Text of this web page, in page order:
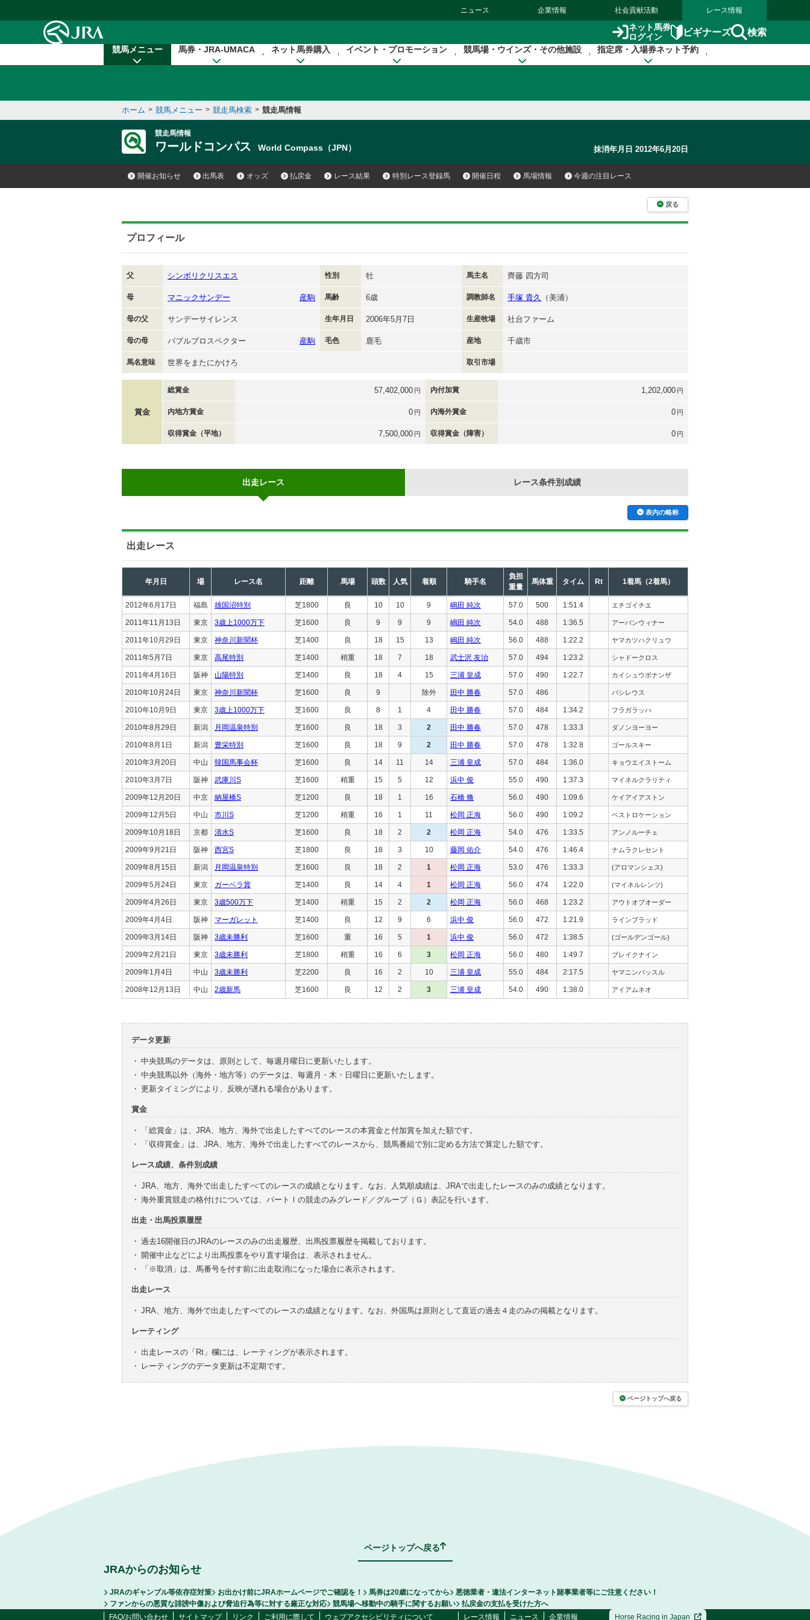
ニュース 企業情報 社会貢献活動 レース情報
ネット馬券
ログイン
ビギナーズ 検索
競馬メニュー 馬券・JRA-UMACA ネット馬券購入 イベント・プロモーション 競馬場・ウインズ・その他施設 指定席・入場券ネット予約
ホーム > 競馬メニュー > 競走馬検索 > 競走馬情報
競走馬情報
ワールドコンパス World Compass（JPN） 抹消年月日 2012年6月20日
開催お知らせ 出馬表 オッズ 払戻金 レース結果 特別レース登録馬 開催日程 馬場情報 今週の注目レース
戻る
プロフィール
父 シンボリクリスエス 性別 牡 馬主名 齊藤 四方司
母 マニックサンデー 産駒 馬齢 6歳 調教師名 手塚 貴久 （美浦）
母の父 サンデーサイレンス 生年月日 2006年5月7日 生産牧場 社台ファーム
母の母 バブルプロスペクター 産駒 毛色 鹿毛 産地 千歳市
馬名意味 世界をまたにかけろ 取引市場
賞金
総賞金 57,402,000 円 内付加賞 1,202,000 円
内地方賞金 0 円 内海外賞金 0 円
収得賞金（平地） 7,500,000 円 収得賞金（障害） 0 円
出走レース レース条件別成績
表内の略称
出走レース
年月日 場 レース名 距離 馬場 頭数 人気 着順 騎手名
負担
重量
馬体重 タイム Rt 1着馬（2着馬）
2012年6月17日 福島 雄国沼特別 芝1800 良 10 10 9 嶋田 純次 57.0 500 1:51.4 エチゴイチエ
2011年11月13日 東京 3歳上1000万下 芝1600 良 9 9 9 嶋田 純次 54.0 488 1:36.5 アーバンウィナー
2011年10月29日 東京 神奈川新聞杯 芝1400 良 18 15 13 嶋田 純次 56.0 488 1:22.2 ヤマカツハクリュウ
2011年5月7日 東京 高尾特別 芝1400 稍重 18 7 18 武士沢 友治 57.0 494 1:23.2 シャドークロス
2011年4月16日 阪神 山陽特別 芝1400 良 18 4 15 三浦 皇成 57.0 490 1:22.7 カイシュウボナンザ
2010年10月24日 東京 神奈川新聞杯 芝1600 良 9 除外 田中 勝春 57.0 486 バシレウス
2010年10月9日 東京 3歳上1000万下 芝1600 良 8 1 4 田中 勝春 57.0 484 1:34.2 フラガラッハ
2010年8月29日 新潟 月岡温泉特別 芝1600 良 18 3 2 田中 勝春 57.0 478 1:33.3 ダノンヨーヨー
2010年8月1日 新潟 豊栄特別 芝1600 良 18 9 2 田中 勝春 57.0 478 1:32.8 ゴールスキー
2010年3月20日 中山 韓国馬事会杯 芝1600 良 14 11 14 三浦 皇成 57.0 484 1:36.0 キョウエイストーム
2010年3月7日 阪神 武庫川S 芝1600 稍重 15 5 12 浜中 俊 55.0 490 1:37.3 マイネルクラリティ
2009年12月20日 中京 納屋橋S 芝1200 良 18 1 16 石橋 脩 56.0 490 1:09.6 ケイアイアストン
2009年12月5日 中山 市川S 芝1200 稍重 16 1 11 松岡 正海 56.0 490 1:09.2 ベストロケーション
2009年10月18日 京都 清水S 芝1600 良 18 2 2 松岡 正海 54.0 476 1:33.5 アンノルーチェ
2009年9月21日 阪神 西宮S 芝1800 良 18 3 10 藤岡 佑介 54.0 476 1:46.4 ナムラクレセント
2009年8月15日 新潟 月岡温泉特別 芝1600 良 18 2 1 松岡 正海 53.0 476 1:33.3 (アロマンシェス)
2009年5月24日 東京 ガーベラ賞 芝1400 良 14 4 1 松岡 正海 56.0 474 1:22.0 (マイネルレンツ)
2009年4月26日 東京 3歳500万下 芝1400 稍重 15 2 2 松岡 正海 56.0 468 1:23.2 アウトオブオーダー
2009年4月4日 阪神 マーガレット 芝1400 良 12 9 6 浜中 俊 56.0 472 1:21.9 ラインブラッド
2009年3月14日 阪神 3歳未勝利 芝1600 重 16 5 1 浜中 俊 56.0 472 1:38.5 (ゴールデンゴール)
2009年2月21日 東京 3歳未勝利 芝1800 稍重 16 6 3 松岡 正海 56.0 480 1:49.7 ブレイクナイン
2009年1月4日 中山 3歳未勝利 芝2200 良 16 2 10 三浦 皇成 55.0 484 2:17.5 ヤマニンバッスル
2008年12月13日 中山 2歳新馬 芝1600 良 12 2 3 三浦 皇成 54.0 490 1:38.0 アイアムネオ
データ更新
・ 中央競馬のデータは、原則として、毎週月曜日に更新いたします。
・ 中央競馬以外（海外・地方等）のデータは、毎週月・木・日曜日に更新いたします。
・ 更新タイミングにより、反映が遅れる場合があります。
賞金
・
「総賞金」は、JRA、地方、海外で出走したすべてのレースの本賞金と付加賞を加えた額です。
・
「収得賞金」は、JRA、地方、海外で出走したすべてのレースから、競馬番組で別に定める方法で算定した額です。
レース成績、条件別成績
・ JRA、地方、海外で出走したすべてのレースの成績となります。なお、人気順成績は、JRAで出走したレースのみの成績となります。
・ 海外重賞競走の格付けについては、パートⅠの競走のみグレード／グループ（Ｇ）表記を行います。
出走・出馬投票履歴
・ 過去16開催日のJRAのレースのみの出走履歴、出馬投票履歴を掲載しております。
・ 開催中止などにより出馬投票をやり直す場合は、表示されません。
・
「※取消」は、馬番号を付す前に出走取消になった場合に表示されます。
出走レース
・ JRA、地方、海外で出走したすべてのレースの成績となります。なお、外国馬は原則として直近の過去４走のみの掲載となります。
レーティング
・ 出走レースの「Rt」欄には、レーティングが表示されます。
・
レーティングのデータ更新は不定期です。
ページトップへ戻る
ページトップへ戻る
JRAからのお知らせ
JRAのギャンブル等依存症対策 お出かけ前にJRAホームページでご確認を！ 馬券は20歳になってから
悪徳業者・違法インターネット賭事業者等にご注意ください！
ファンからの悪質な誹謗中傷および脅迫行為等に対する厳正な対応
競馬場へ移動中の騎手に関するお願い
払戻金の支払を受けた方へ
FAQ/お問い合わせ
サイトマップ リンク ご利用に際して ウェブアクセシビリティについて レース情報 ニュース 企業情報 Horse Racing in Japan